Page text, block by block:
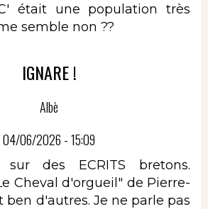
était une population très
semble non ??
IGNARE !
Albè
04/06/2026 - 15:09
des ECRITS bretons.
Cheval d'orgueil" de Pierre-
ben d'autres. Je ne parle pas